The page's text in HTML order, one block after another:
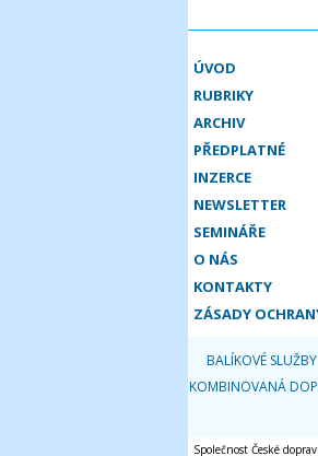
ÚVOD
RUBRIKY
ARCHIV
PŘEDPLATNÉ
INZERCE
NEWSLETTER
SEMINÁŘE
O NÁS
KONTAKTY
ZÁSADY
BALÍKOVÉ SLUŽBY
KOMBINOVANÁ
Společnost České